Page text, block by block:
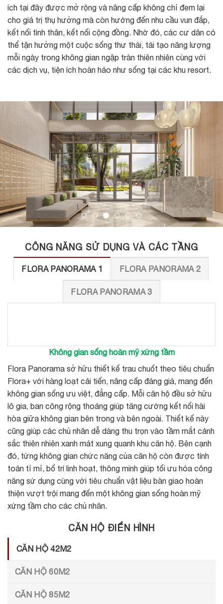
ích tại đây được mở rộng và nâng cấp không chỉ đem lại
cho giá trị thụ hưởng mà còn hướng đến nhu cầu vun đắp,
kết nối tình thân, kết nối cộng đồng. Nhờ đó, các cư dân có
thể tận hưởng một cuộc sống thư thái, tái tạo năng lượng
mỗi ngày trong không gian ngập tràn thiên nhiên cùng với
các dịch vụ, tiện ích hoàn hảo như sống tại các khu resort.
CÔNG NĂNG SỬ DỤNG VÀ CÁC TẦNG
FLORA PANORAMA 1 FLORA PANORAMA 2
FLORA PANORAMA 3
Không gian sống hoàn mỹ xứng tầm
Flora Panorama sở hữu thiết kế trau chuốt theo tiêu chuẩn
Flora+ với hàng loạt cải tiến, nâng cấp đáng giá, mang đến
không gian sống ưu việt, đẳng cấp. Mỗi căn hộ đều sở hữu
lô gia, ban công rộng thoáng giúp tăng cường kết nối hài
hòa giữa không gian bên trong và bên ngoài. Thiết kế này
cũng giúp các chủ nhân dễ dàng thu trọn vào tầm mắt cảnh
sắc thiên nhiên xanh mát xung quanh khu căn hộ. Bên cạnh
đó, từng không gian chức năng của căn hộ còn được tính
toán tỉ mỉ, bố trí linh hoạt, thông minh giúp tối ưu hóa công
năng sử dụng cùng với tiêu chuẩn vật liệu bàn giao hoàn
thiện vượt trội mang đến một không gian sống hoàn mỹ
xứng tầm cho các chủ nhân.
CĂN HỘ ĐIỂN HÌNH
CĂN HỘ 42M2
CĂN HỘ 60M2
CĂN HỘ 85M2